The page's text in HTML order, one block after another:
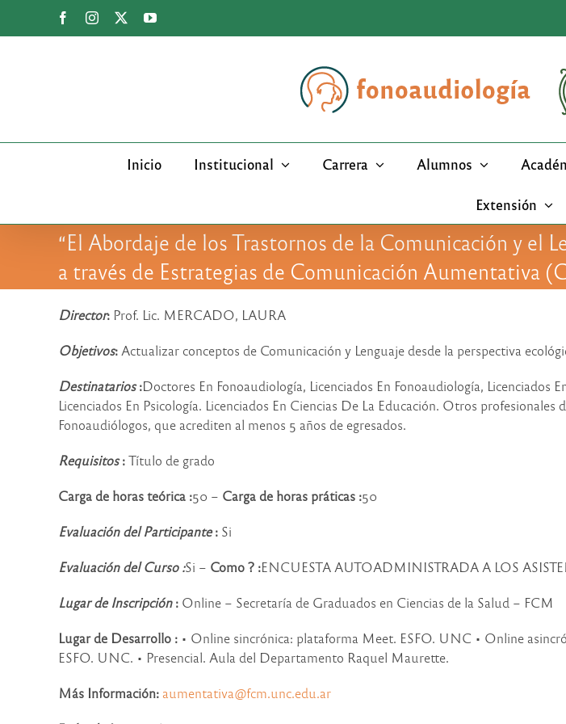
FacebookInstagram YouTube
Inicio Institucional Carrera Alumnos
Extensión
“El Abordaje de los Trastornos de la Comunicación y el
a través de Estrategias de Comunicación Aumentativa
Director: Prof. Lic. MERCADO, LAURA
Objetivos: Actualizar conceptos de Comunicación y Lenguaje desde la perspectiva
Destinatarios:Doctores En Fonoaudiología, Licenciados En Fonoaudiología, Licenciados
Licenciados En Psicología. Licenciados En Ciencias De La Educación. Otros profesionales
Fonoaudiólogos, que acrediten al menos 5 años de egresados.
Requisitos:Título de grado
Carga de horas teórica :50 – Carga de horas práticas :50
Evaluación del Participante: Si
Evaluación del Curso :Si – Como ? :ENCUESTA AUTOADMINISTRADA A LOS
Lugar de Inscripción: Online – Secretaría de Graduados en Ciencias de la Salud – FCM
Lugar de Desarrollo : • Online sincrónica: plataforma Meet. ESFO. UNC • Online
ESFO. UNC. • Presencial. Aula del Departamento Raquel Maurette.
Más Información: aumentativa@fcm.unc.edu.ar